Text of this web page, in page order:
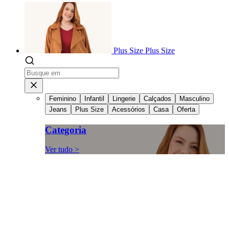
Plus Size Plus Size
Feminino Infantil Lingerie Calçados
Masculino
Jeans
Plus Size Acessórios Casa Oferta
Categoria
Ver tudo >